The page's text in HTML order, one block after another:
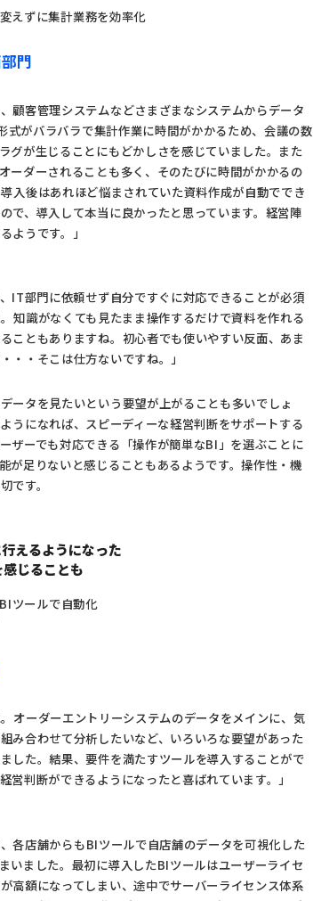
えずに集計業務を効率化
門
顧客管理システムなどさまざまなシステムからデータ
がバラバラで集計作業に時間がかかるため、会議の数
グが生じることにもどかしさを感じていました。また
ーダーされることも多く、そのたびに時間がかかるの
入後はあれほど悩まされていた資料作成が自動ででき
で、導入して本当に良かったと思っています。経営陣
ようです。」
IT部門に依頼せず自分ですぐに対応できることが必須
知識がなくても見たまま操作するだけで資料を作れる
こともありますね。初心者でも使いやすい反面、あま
・・そこは仕方ないですね。」
ータを見たいという要望が上がることも多いでしょ
うになれば、スピーディーな経営判断をサポートする
ザーでも対応できる「操作が簡単なBI」を選ぶことに
が足りないと感じることもあるようです。操作性・機
です。
えるようになった
じることも
ツールで自動化
オーダーエントリーシステムのデータをメインに、気
み合わせて分析したいなど、いろいろな要望があった
した。結果、要件を満たすツールを導入することがで
判断ができるようになったと喜ばれています。」
各店舗からもBIツールで自店舗のデータを可視化した
いました。最初に導入したBIツールはユーザーライセ
高額になってしまい、途中でサーバーライセンス体系